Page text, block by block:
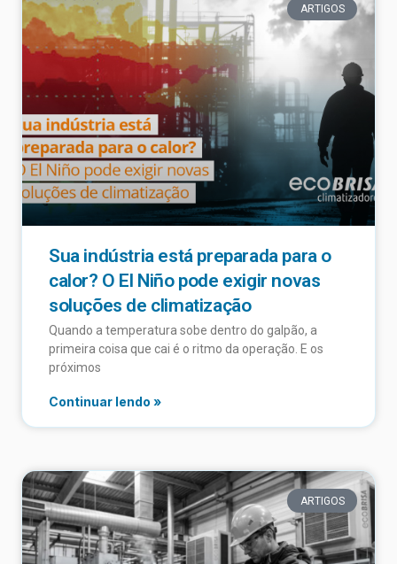
ARTIGOS
Sua indústria está preparada para o
calor? O El Niño pode exigir novas
soluções de climatização
Quando a temperatura sobe dentro do galpão, a
primeira coisa que cai é o ritmo da operação. E os
próximos
Continuar lendo »
ARTIGOS